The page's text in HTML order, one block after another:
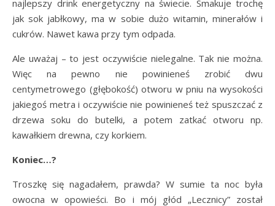
najlepszy drink energetyczny na świecie. Smakuje trochę
jak sok jabłkowy, ma w sobie dużo witamin, minerałów i
cukrów. Nawet kawa przy tym odpada.
Ale uważaj – to jest oczywiście nielegalne. Tak nie można.
Więc na pewno nie powinieneś zrobić dwu
centymetrowego (głębokość) otworu w pniu na wysokości
jakiegoś metra i oczywiście nie powinieneś też spuszczać z
drzewa soku do butelki, a potem zatkać otworu np.
kawałkiem drewna, czy korkiem.
Koniec…?
Troszkę się nagadałem, prawda? W sumie ta noc była
owocna w opowieści. Bo i mój głód „Lecznicy” został